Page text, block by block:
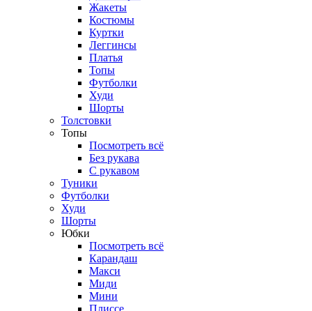
Жакеты
Костюмы
Куртки
Леггинсы
Платья
Топы
Футболки
Худи
Шорты
Толстовки
Топы
Посмотреть всё
Без рукава
С рукавом
Туники
Футболки
Худи
Шорты
Юбки
Посмотреть всё
Карандаш
Макси
Миди
Мини
Плиссе